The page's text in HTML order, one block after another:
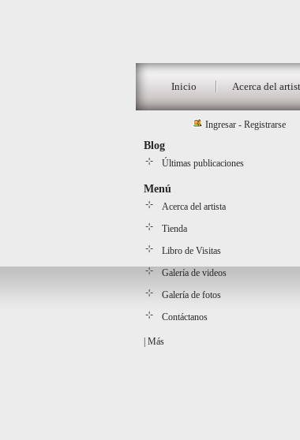
Inicio Acerca del
Ingresar - Registrarse
Blog
Últimas publicaciones
Menú
Acerca del artista
Tienda
Libro de Visitas
Galería de videos
Galería de fotos
Contáctanos
Más